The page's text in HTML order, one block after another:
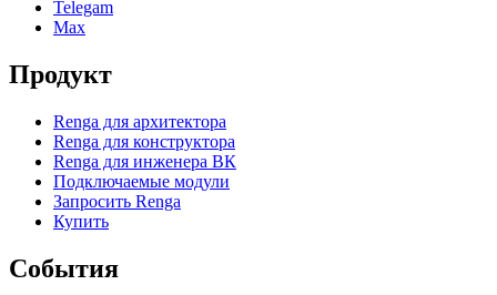
Telegam
Max
Продукт
Renga для архитектора
Renga для конструктора
Renga для инженера ВК
Подключаемые модули
Запросить Renga
Купить
События